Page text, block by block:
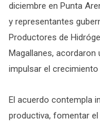
diciembre en Punta
y representantes
Productores de
Magallanes,
impulsar el
El acuerdo contempla
productiva, fomentar